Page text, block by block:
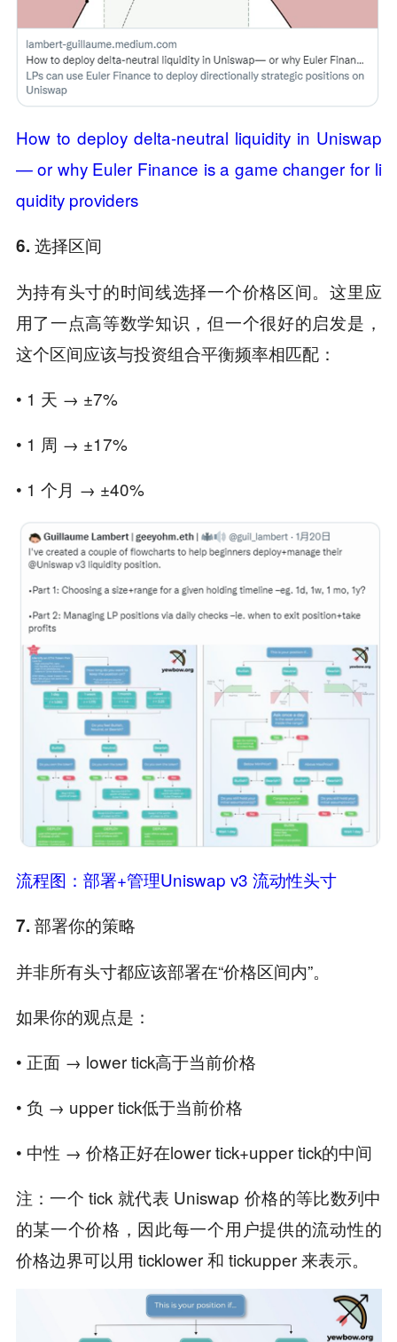
How to deploy delta-neutral liquidity in Uniswap
— or why Euler Finance is a game changer for li
quidity providers
6. 选择区间
为持有头寸的时间线选择一个价格区间。这里应
用了一点高等数学知识，但一个很好的启发是，
这个区间应该与投资组合平衡频率相匹配：
• 1 天 → ±7%
• 1 周 → ±17%
• 1 个月 → ±40%
流程图：部署+管理Uniswap v3 流动性头寸
7. 部署你的策略
并非所有头寸都应该部署在“价格区间内”。
如果你的观点是：
• 正面 → lower tick高于当前价格
• 负 → upper tick低于当前价格
• 中性 → 价格正好在lower tick+upper tick的中间
注：一个 tick 就代表 Uniswap 价格的等比数列中
的某一个价格，因此每一个用户提供的流动性的
价格边界可以用 ticklower 和 tickupper 来表示。